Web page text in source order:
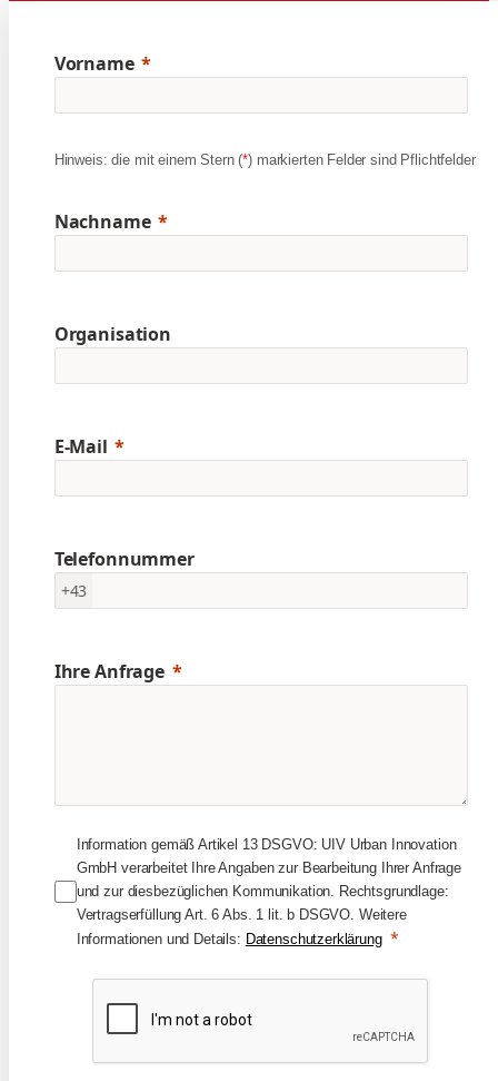
Vorname
Hinweis: die mit einem Stern (*) markierten Felder sind Pflichtfelder
Nachname
Organisation
E-Mail
Telefonnummer
+43
Ihre Anfrage
Information gemäß Artikel 13 DSGVO: UIV Urban Innovation
GmbH verarbeitet Ihre Angaben zur Bearbeitung Ihrer Anfrage
und zur diesbezüglichen Kommunikation. Rechtsgrundlage:
Vertragserfüllung Art. 6 Abs. 1 lit. b DSGVO. Weitere
Informationen und Details: Datenschutzerklärung